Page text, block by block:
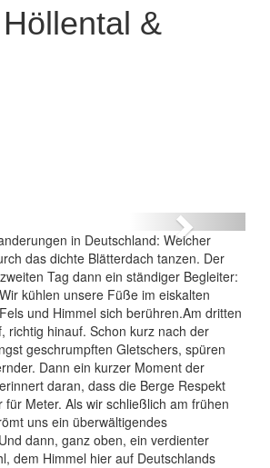
&
Next
in Deutschland: Weicher
das dichte Blätterdach tanzen. Der
Tag dann ein ständiger Begleiter:
kühlen unsere Füße im eiskalten
und Himmel sich berühren.Am dritten
richtig hinauf. Schon kurz nach der
geschrumpften Gletschers, spüren
Dann ein kurzer Moment der
daran, dass die Berge Respekt
Meter. Als wir schließlich am frühen
uns ein überwältigendes
dann, ganz oben, ein verdienter
dem Himmel hier auf Deutschlands